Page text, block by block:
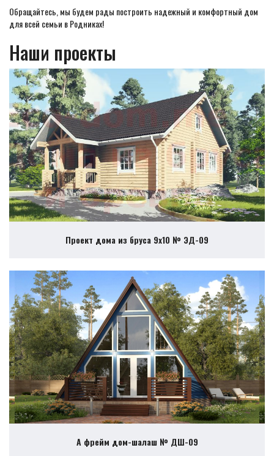
Обращайтесь, мы будем рады построить надежный и комфортный дом
для всей семьи в Родниках!
Наши проекты
Проект дома из бруса 9х10 № ЭД-09
А фрейм дом-шалаш № ДШ-09